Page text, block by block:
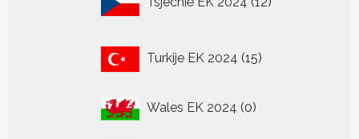
producten
Turkije EK 2024 15
producten
Wales EK 2024 00